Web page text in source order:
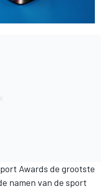
Awards de grootste
namen van de sport